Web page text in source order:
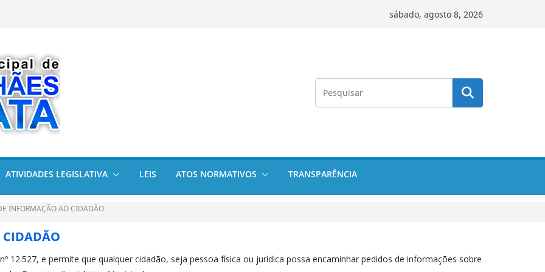
visitas
cumpre
Militar em
sábado, agosto 8, 2026
ATIVIDADES LEGISLATIVA LEIS ATOS NORMATIVOS TRANSPARÊNCIA
INFORMAÇÃO AO CIDADÃO
CIDADÃO
12.527, e permite que qualquer cidadão, seja pessoa física ou jurídica possa encaminhar pedidos de informações sobre